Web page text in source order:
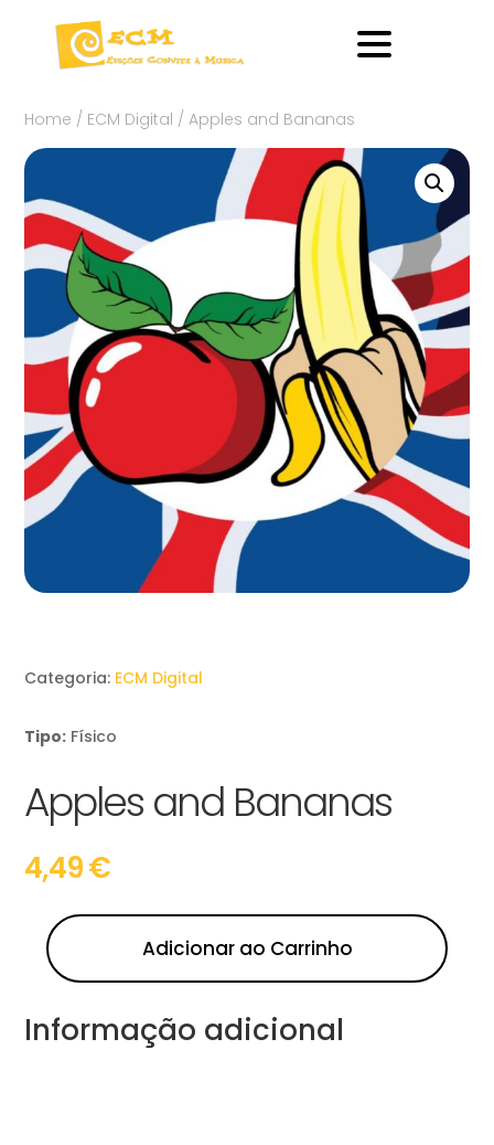
Home / ECM Digital / Apples and Bananas
Categoria: ECM Digital
Tipo: Físico
Apples and Bananas
4,49€
Adicionar ao Carrinho
Informação adicional